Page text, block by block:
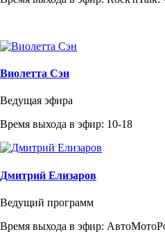
Виолетта Сэн
Ведущая эфира
Время выхода в эфир: 10-18
Дмитрий Елизаров
Ведущий программ
Время выхода в эфир: